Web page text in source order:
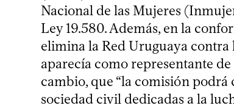
Nacional de las Mujeres
Ley 19.580. Además, en la
elimina la Red Uruguaya contra
aparecía como representante
cambio, que “la comisión podrá
sociedad civil dedicadas a la